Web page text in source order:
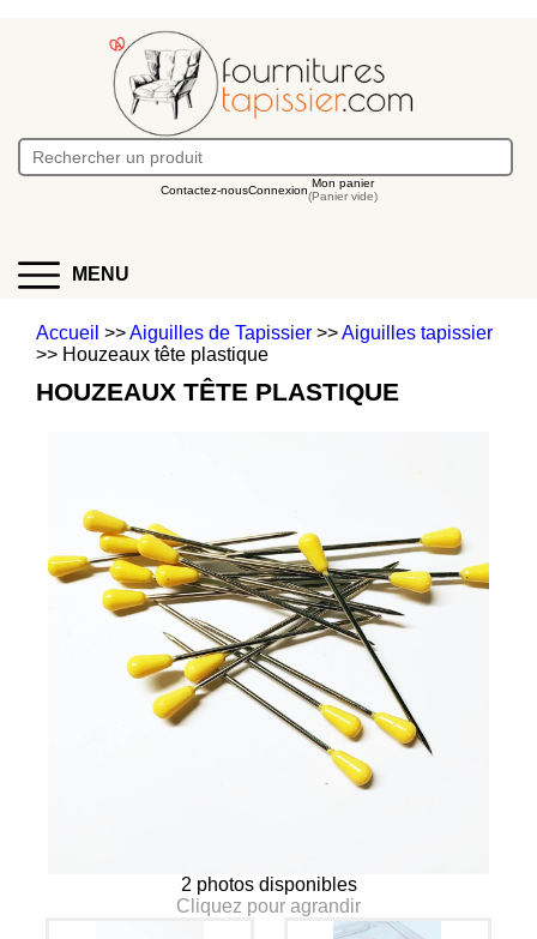
Contactez-nousConnexion Mon panier
(Panier vide)
MENU
Accueil >>Aiguilles de Tapissier >>Aiguilles tapissier
>> Houzeaux tête plastique
HOUZEAUX TÊTE PLASTIQUE
2 photos disponibles
Cliquez pour agrandir